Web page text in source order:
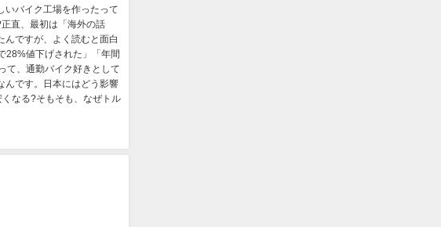
いバイク工場を作ったって
直、最初は「海外の話
んですが、よく読むと面白
28%値下げされた」「年間
て、通勤バイク好きとして
んです。日本にはどう影響
なる?そもそも、なぜトル